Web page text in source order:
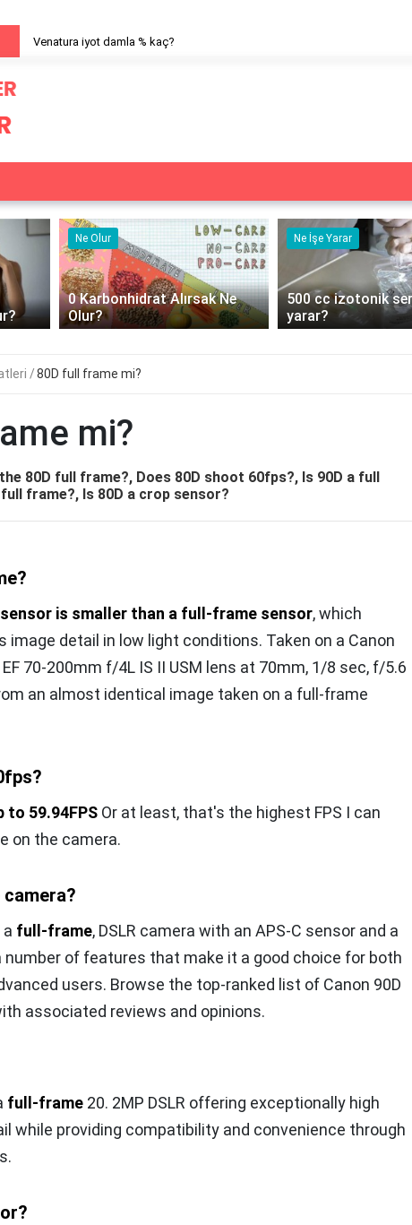
Venatura iyot damla % kaç?
Ne Olur
0 Karbonhidrat Alırsak Ne
Olur?
Ne İşe Yarar
500 cc izotonik
yarar?
80D full frame mi?
mi?
80D full frame?, Does 80D shoot 60fps?, Is 90D a full
frame?, Is 80D a crop sensor?
sensor is smaller than a full-frame sensor, which
image detail in low light conditions. Taken on a Canon
EF 70-200mm f/4L IS II USM lens at 70mm, 1/8 sec, f/5.6
an almost identical image taken on a full-frame
to 59.94FPS Or at least, that's the highest FPS I can
on the camera.
a full-frame, DSLR camera with an APS-C sensor and a
number of features that make it a good choice for both
users. Browse the top-ranked list of Canon 90D
associated reviews and opinions.
full-frame 20. 2MP DSLR offering exceptionally high
while providing compatibility and convenience through